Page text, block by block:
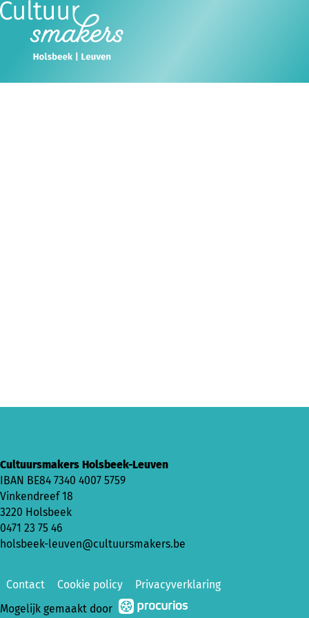
Er zijn geen berichten gevonden.
Cultuursmakers Holsbeek-Leuven
IBAN BE84 7340 4007 5759
Vinkendreef 18
3220 Holsbeek
0471 23 75 46
holsbeek-leuven@cultuursmakers.be
Contact Cookie policy
Privacyverklaring
Mogelijk gemaakt door